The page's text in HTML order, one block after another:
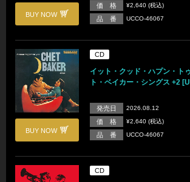
BUY NOW
価 格 ¥2,640 (税込)
品 番 UCCO-46067
BUY NOW
CD
イット・クッド・ハプン・ト
ト・ベイカー・シングス +2
発売日 2026.08.12
価 格 ¥2,640 (税込)
品 番 UCCO-46067
CD